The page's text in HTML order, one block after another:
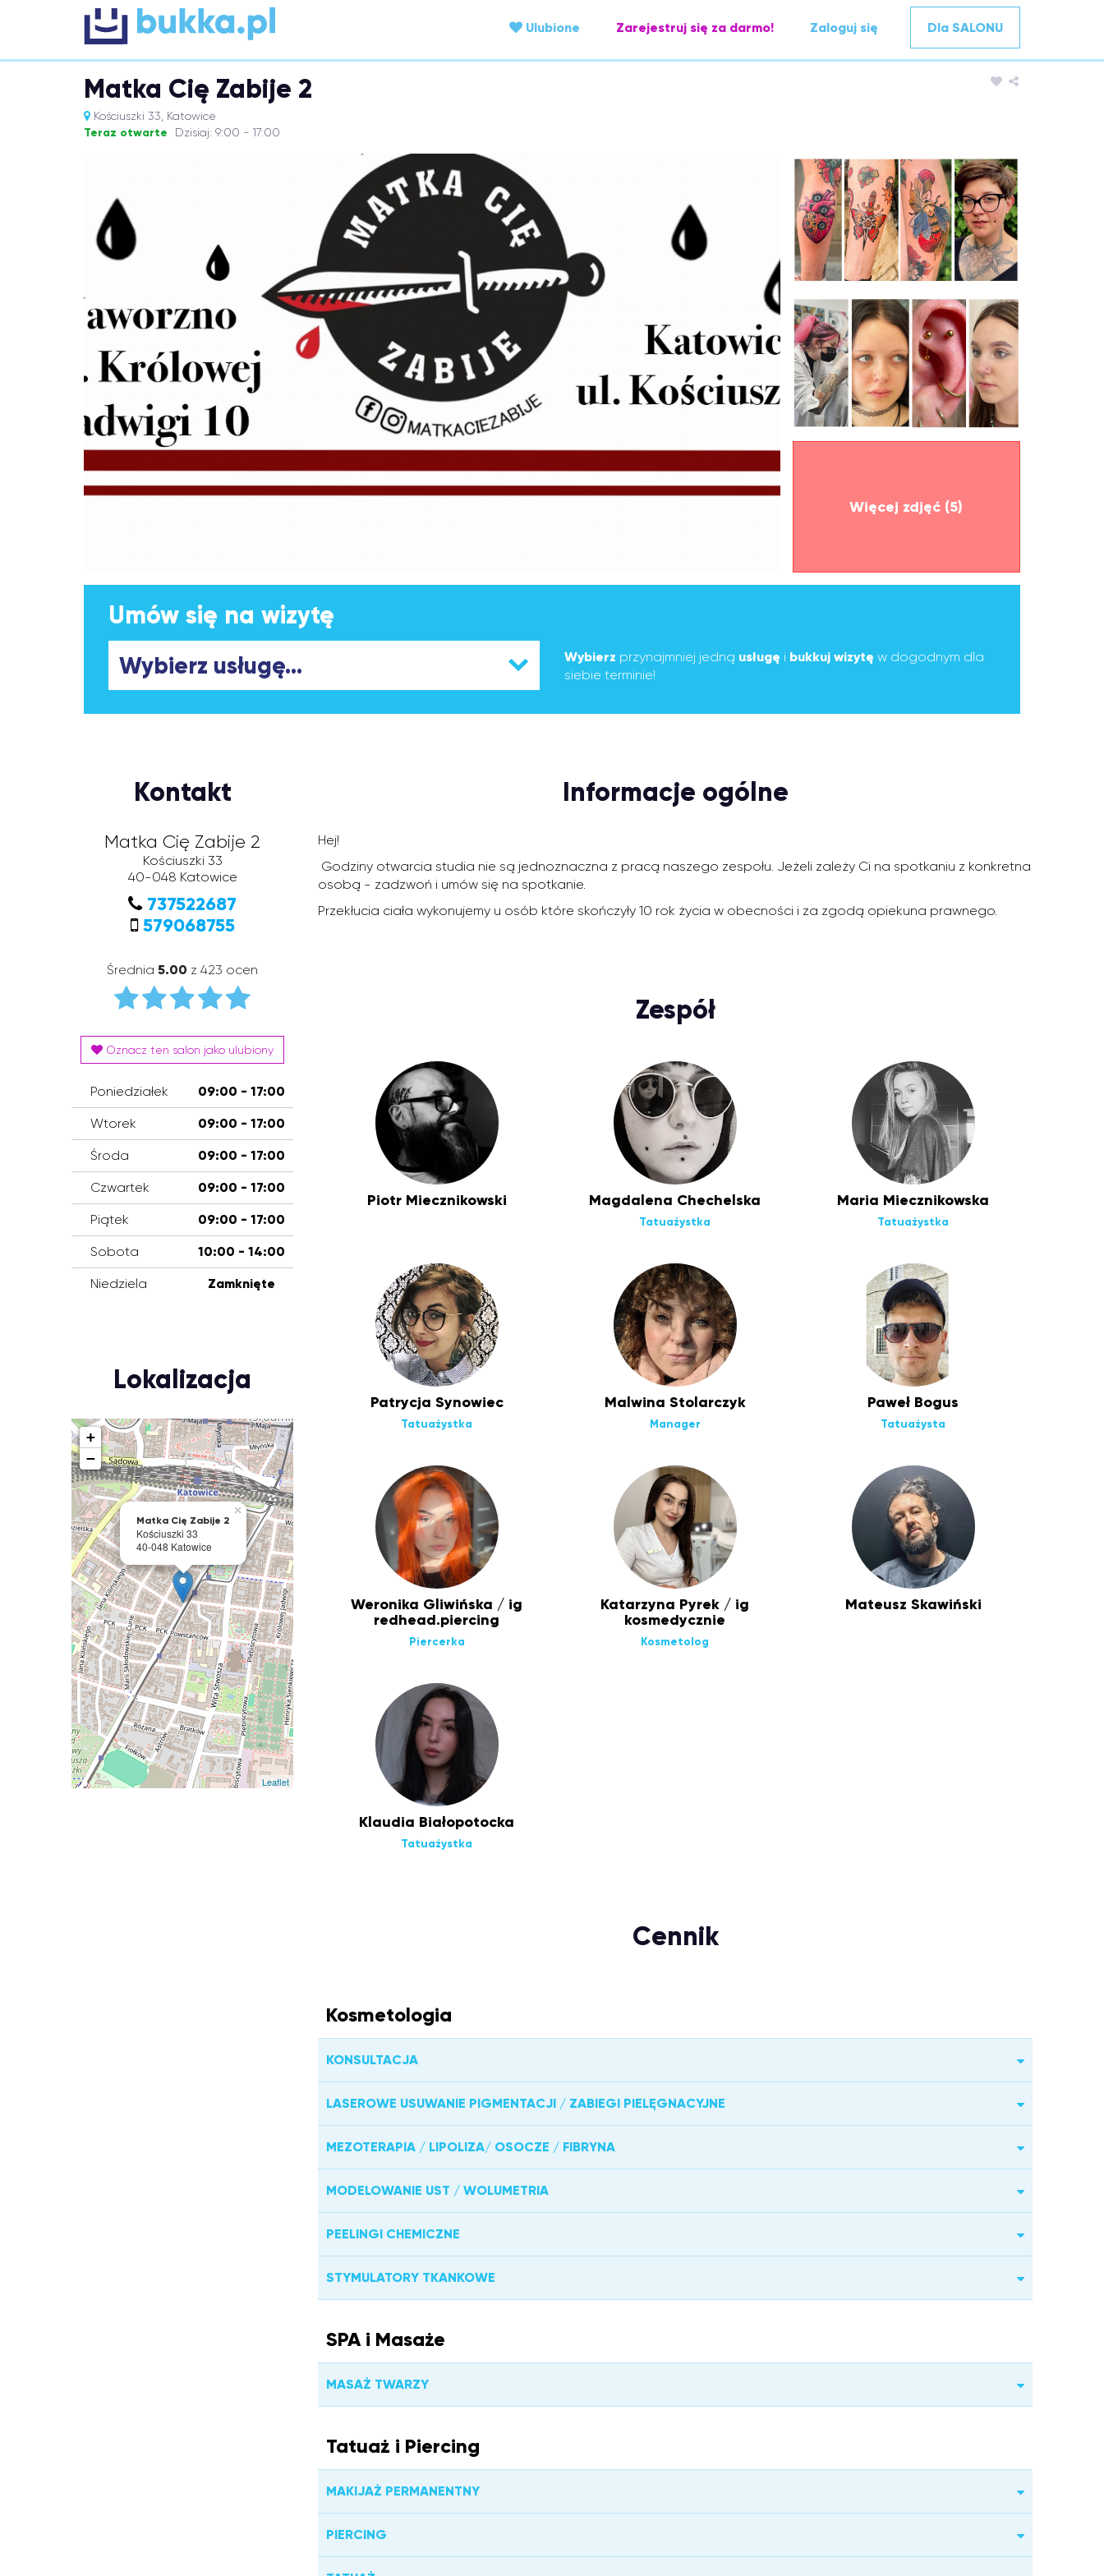
Ulubione Zarejestruj się za darmo! Zaloguj się Dla SALONU
Matka Cię Zabije 2
Kościuszki 33, Katowice
Teraz otwarte Dzisiaj: 9:00 - 17:00
Więcej zdjęć (5)
Umów się na wizytę
Wybierz przynajmniej jedną usługę i bukkuj wizytę w dogodnym dla
siebie terminie!
Kontakt
Matka Cię Zabije 2
Kościuszki 33
40-048 Katowice
737522687
579068755
Średnia 5.00 z 423 ocen
Oznacz ten salon jako ulubiony
Poniedziałek 09:00 - 17:00
Wtorek 09:00 - 17:00
Środa 09:00 - 17:00
Czwartek 09:00 - 17:00
Piątek 09:00 - 17:00
Sobota 10:00 - 14:00
Niedziela Zamknięte
Lokalizacja
Matka Cię Zabije 2
Kościuszki 33
40-048 Katowice
×
+
−
Leaflet
Informacje ogólne
Hej!
Godziny otwarcia studia nie są jednoznaczna z pracą naszego zespołu. Jeżeli zależy Ci na spotkaniu z konkretna
osobą - zadzwoń i umów się na spotkanie.
Przekłucia ciała wykonujemy u osób które skończyły 10 rok życia w obecności i za zgodą opiekuna prawnego.
Zespół
Piotr Miecznikowski Magdalena Chechelska
Tatuażystka
Maria Miecznikowska
Tatuażystka
Patrycja Synowiec
Tatuażystka
Malwina Stolarczyk
Manager
Paweł Bogus
Tatuażysta
Weronika Gliwińska / ig
redhead.piercing
Piercerka
Katarzyna Pyrek / ig
kosmedycznie
Kosmetolog
Mateusz Skawiński
Klaudia Białopotocka
Tatuażystka
Cennik
Kosmetologia
KONSULTACJA
LASEROWE USUWANIE PIGMENTACJI / ZABIEGI PIELĘGNACYJNE
MEZOTERAPIA / LIPOLIZA/ OSOCZE / FIBRYNA
MODELOWANIE UST / WOLUMETRIA
PEELINGI CHEMICZNE
STYMULATORY TKANKOWE
SPA i Masaże
MASAŻ TWARZY
Tatuaż i Piercing
MAKIJAŻ PERMANENTNY
PIERCING